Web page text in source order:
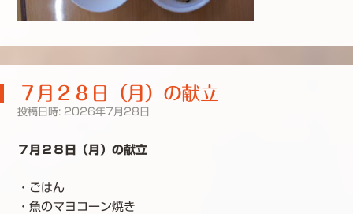
７月２８日（月）の献立
投稿日時: 2026年7月28日
７月２８日（月）の献立
・ごはん
・魚のマヨコーン焼き